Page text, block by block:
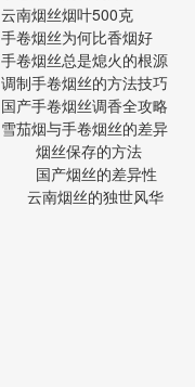
云南烟丝烟叶500克
手卷烟丝为何比香烟好
手卷烟丝总是熄火的根源
调制手卷烟丝的方法技巧
国产手卷烟丝调香全攻略
雪茄烟与手卷烟丝的差异
烟丝保存的方法
国产烟丝的差异性
云南烟丝的独世风华